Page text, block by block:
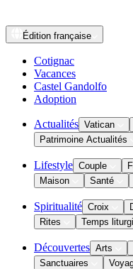
Édition française
Cotignac
Vacances
Castel Gandolfo
Adoption
Actualités Vatican
Patrimoine Actualités
Lifestyle Couple
Maison
Santé
Spiritualité Croix
Rites
Temps
Découvertes Arts
Sanctuaires